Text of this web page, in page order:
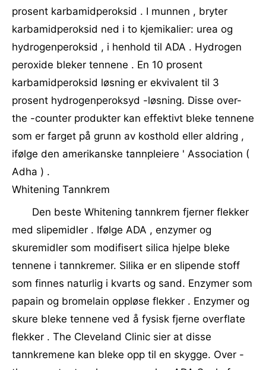
prosent karbamidperoksid . I munnen , bryter
karbamidperoksid ned i to kjemikalier: urea og
hydrogenperoksid , i henhold til ADA . Hydrogen
peroxide bleker tennene . En 10 prosent
karbamidperoksid løsning er ekvivalent til 3
prosent hydrogenperoksyd -løsning. Disse over-
the -counter produkter kan effektivt bleke tennene
som er farget på grunn av kosthold eller aldring ,
ifølge den amerikanske tannpleiere ' Association (
Adha ) .
Whitening Tannkrem
Den beste Whitening tannkrem fjerner flekker
med slipemidler . Ifølge ADA , enzymer og
skuremidler som modifisert silica hjelpe bleke
tennene i tannkremer. Silika er en slipende stoff
som finnes naturlig i kvarts og sand. Enzymer som
papain og bromelain oppløse flekker . Enzymer og
skure bleke tennene ved å fysisk fjerne overflate
flekker . The Cleveland Clinic sier at disse
tannkremene kan bleke opp til en skygge. Over -